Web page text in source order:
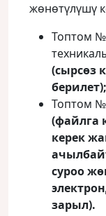
жөнөтүлүшү
Топтом
(сырсөз
берилет);
Топтом
(файлга
керек
суроо
зарыл).